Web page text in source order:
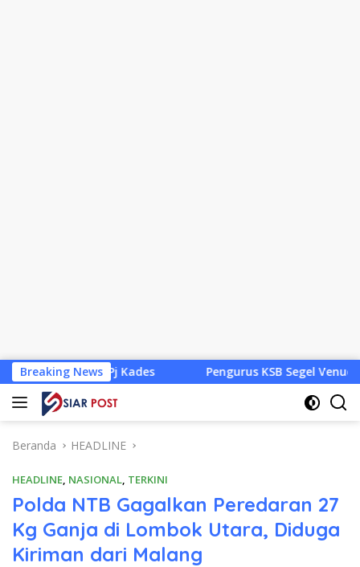
Langsung
ke
konten
Breaking News
Kades Pengurus KSB Segel Venue Panjat Tebing dan
Beranda HEADLINE
HEADLINE, NASIONAL, TERKINI
Polda NTB Gagalkan Peredaran 27
Kg Ganja di Lombok Utara, Diduga
Kiriman dari Malang